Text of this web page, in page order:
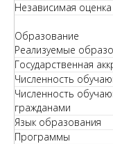
Независимая
Образование
Реализуемые
Государственная
Численность
Численность
гражданами
Язык образования
Программы